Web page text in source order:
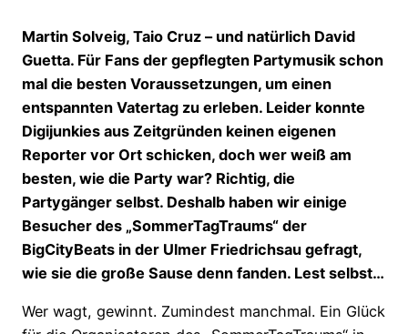
Martin Solveig, Taio Cruz – und natürlich David
Guetta. Für Fans der gepflegten Partymusik schon
mal die besten Voraussetzungen, um einen
entspannten Vatertag zu erleben. Leider konnte
Digijunkies aus Zeitgründen keinen eigenen
Reporter vor Ort schicken, doch wer weiß am
besten, wie die Party war? Richtig, die
Partygänger selbst. Deshalb haben wir einige
Besucher des „SommerTagTraums“ der
BigCityBeats in der Ulmer Friedrichsau gefragt,
wie sie die große Sause denn fanden. Lest selbst…
Wer wagt, gewinnt. Zumindest manchmal. Ein Glück